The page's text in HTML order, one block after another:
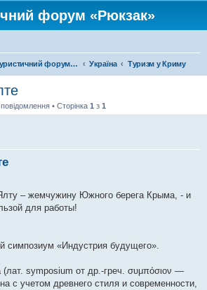
форум «Рюкзак»
Туристичний форум «Рюкзак» Україна Туризм у Криму
• Сторінка 1 з 1
– жемчужину Южного берега Крыма, - и
для работы!
симпозиум «Индустрия будущего».
symposium от др.-греч. συμπόσιον —
с учетом древнего стиля и современности,